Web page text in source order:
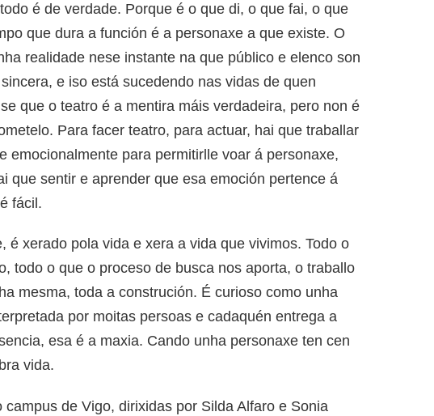
é de verdade. Porque é o que di, o que fai, o que
que dura a función é a personaxe a que existe. O
realidade nese instante na que público e elenco son
e iso está sucedendo nas vidas de quen
que o teatro é a mentira máis verdadeira, pero non é
Para facer teatro, para actuar, hai que traballar
emocionalmente para permitirlle voar á personaxe,
que sentir e aprender que esa emoción pertence á
fácil.
é xerado pola vida e xera a vida que vivimos. Todo o
todo o que o proceso de busca nos aporta, o traballo
mesma, toda a construción. É curioso como unha
por moitas persoas e cadaquén entrega a
esa é a maxia. Cando unha personaxe ten cen
vida.
de Vigo, dirixidas por Silda Alfaro e Sonia